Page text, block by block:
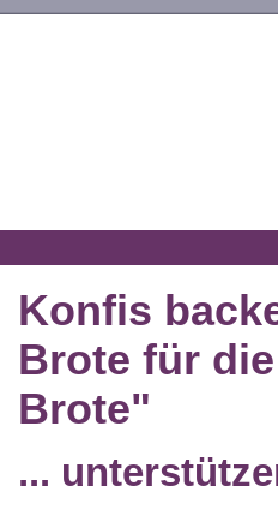
Konfis
Brote für
Brote"
...